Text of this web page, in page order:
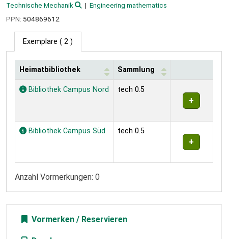
Technische Mechanik
Engineering mathematics
PPN: 504869612
Exemplare ( 2 )
Exemplare
Heimatbibliothek Sammlung
Bibliothek Campus Nord tech 0.5
Bibliothek Campus Süd tech 0.5
Anzahl Vormerkungen: 0
Vormerken